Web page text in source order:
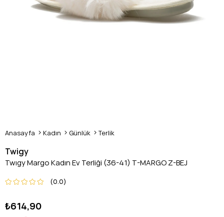
Anasayfa Kadın Günlük Terlik
Twigy
Twıgy Margo Kadın Ev Terliği (36-41) T-MARGO Z-BEJ
0.0
₺614,90